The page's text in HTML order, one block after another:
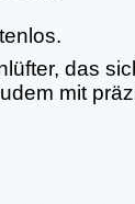
das
mit